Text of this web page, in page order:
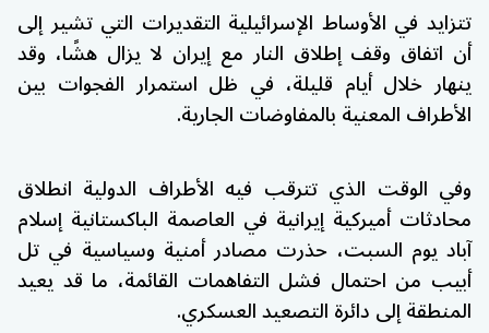
تتزايد في الأوساط الإسرائيلية التقديرات التي تشير إلى
أن اتفاق وقف إطلاق النار مع إيران لا يزال هشًا، وقد
ينهار خلال أيام قليلة، في ظل استمرار الفجوات بين
الأطراف المعنية بالمفاوضات الجارية.
وفي الوقت الذي تترقب فيه الأطراف الدولية انطلاق
محادثات أميركية إيرانية في العاصمة الباكستانية إسلام
آباد يوم السبت، حذرت مصادر أمنية وسياسية في تل
أبيب من احتمال فشل التفاهمات القائمة، ما قد يعيد
المنطقة إلى دائرة التصعيد العسكري.